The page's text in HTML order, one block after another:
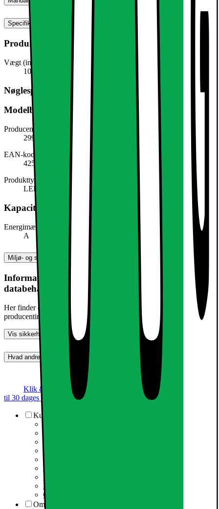
Specifikationer
Produktmål
Vægt (inkl. emballage)
100,0 g
Nøglespecifikation
Modelbeskrivelse
Producentens varenummer
299071065
EAN-kode
4251171848038
Produkttype
LED-lys
Kapacitet, forbrug og strøm
Energimærke
A
Miljø- og sikkerhedsoplysninger
Information om produktsikkerhed og
databehandling
Her finder du information om generel produktsikkerhed og
producentinformation
Vis sikkerhedsoplysninger
Hvad andre synes (0) Dette produkt er endnu ikke blevet bedømt.
Klik & Hent Annoncegaranti Prismatch
til 30 dages returret
Kundeservice
Kundeservice
Varehuse / åbningstider
Elgigantens kundefordele
Services
Information om spam/phishing-emails og SMS
Fortrydelsesret
Elgigantens privatlivspolitik
Partner
Cookiepolitik
Om Elgiganten